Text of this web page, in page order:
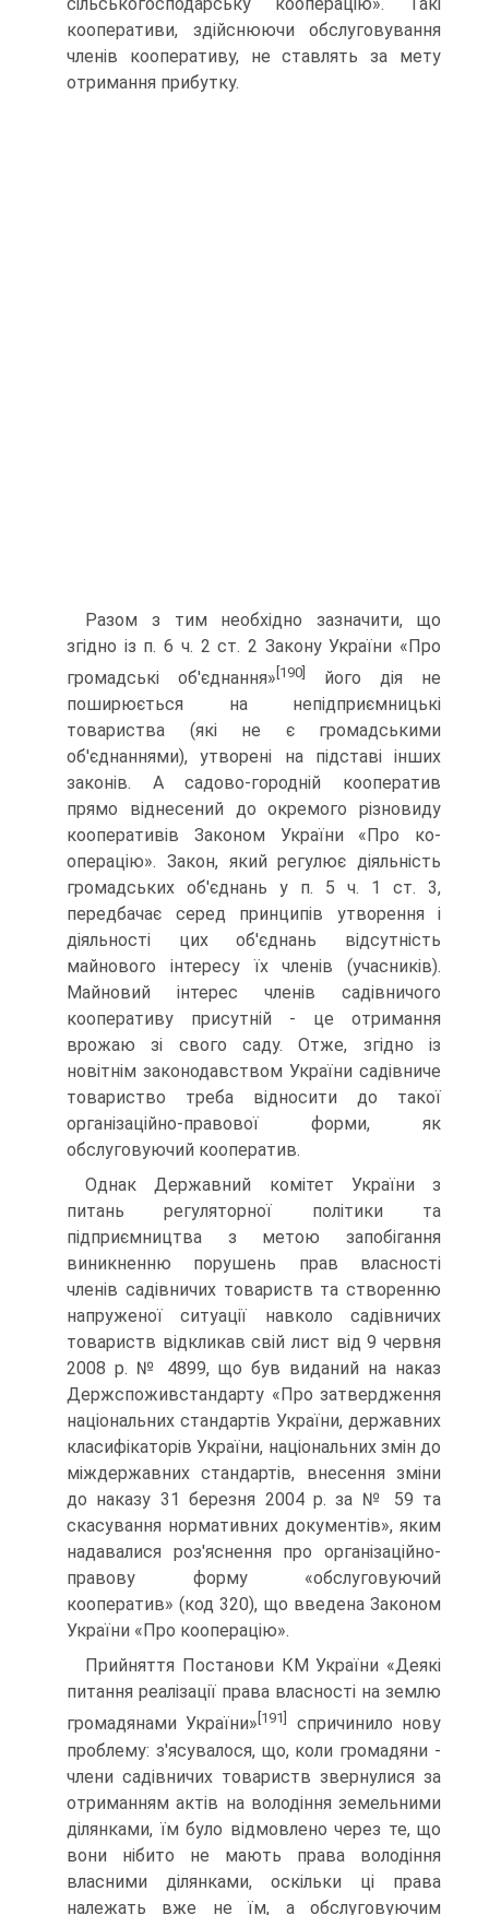
кооперативи, здійснюючи обслуговування
членів кооперативу, не ставлять за мету
отримання прибутку.
Разом з тим необхідно зазначити, що
згідно із п. 6 ч. 2 ст. 2 Закону України «Про
громадські об'єднання» [190]
його дія не
поширюється на непідприємницькі
товариства (які не є громадськими
об'єднаннями), утворені на підставі інших
законів. А садово-городній кооператив
прямо віднесений до окремого різновиду
кооперативів Законом України «Про ко­
операцію». Закон, який регулює діяльність
громадських об'єднань у п. 5 ч. 1 ст. 3,
передбачає серед принципів утворення і
діяльності цих об'єднань відсутність
майнового інтересу їх членів (учасників).
Майновий інтерес членів саді­вничого
кооперативу присутній - це отримання
врожаю зі свого саду. Отже, згідно із
новітнім законодавством України садівниче
товариство треба відносити до такої
організацій­но-правової форми, як
обслуговуючий кооператив.
Однак Державний комітет України з
питань регуляторної політики та
підприємництва з метою запобігання
виникнен­ню порушень прав власності
членів садівничих товариств та створенню
напруженої ситуації навколо садівничих
това­риств відкликав свій лист від 9 червня
2008 р. № 4899, що був виданий на наказ
Держспоживстандарту «Про затвер­дження
національних стандартів України, державних
кла­сифікаторів України, національних змін до
міждержавних стандартів, внесення зміни
до наказу 31 березня 2004 р. за № 59 та
скасування нормативних документів», яким
нада­валися роз'яснення про організаційно-
правову форму «об­слуговуючий
кооператив» (код 320), що введена Законом
України «Про кооперацію».
Прийняття Постанови КМ України «Деякі
питання реалі­зації права власності на землю
громадянами України» [191]
спричинило нову
проблему: з'ясувалося, що, коли громадяни -
члени садівничих товариств звернулися за
отриманням ак­тів на володіння земельними
ділянками, їм було відмовлено через те, що
вони нібито не мають права володіння
власни­ми ділянками, оскільки ці права
належать вже не їм, а об­слуговуючим